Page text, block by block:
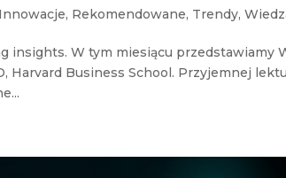
Innowacje, Rekomendowane, Trendy,
insights. W tym miesiącu przedstawiamy
Harvard Business School. Przyjemnej